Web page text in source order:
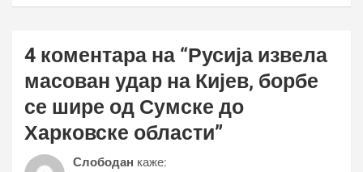
4 коментара на “Русија извела
масован удар на Кијев, борбе
се шире од Сумске до
Харковске области”
Слободан каже: